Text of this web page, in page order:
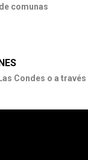
comunas
Condes o a través